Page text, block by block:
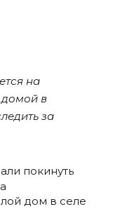
на
в
за
покинуть
дом в селе